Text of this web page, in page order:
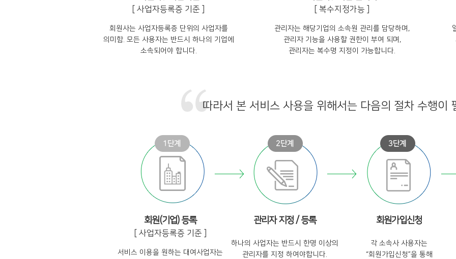
[ 사업자등록증 기준 ]
회원사는 사업자등록증 단위의 사업자를
의미함. 모든 사용자는 반드시 하나의 기업에
소속되어야 합니다.
[ 복수지정가능 ]
관리자는 해당기업의 소속원 관리를 담당하며,
관리자 기능을 사용할 권한이 부여 되며,
관리자는 복수명 지정이 가능합니다.
따라서 본 서비스 사용을 위해서는 다음의 절차 수행이
회원(기업) 등록
[ 사업자등록증 기준 ]
서비스 이용을 원하는 대여사업자는
관리자 지정 / 등록
하나의 사업자는 반드시 한명 이상의
관리자를 지정 하여야합니다.
회원가입신청
각 소속사 사용자는
“회원가입신청”을 통해